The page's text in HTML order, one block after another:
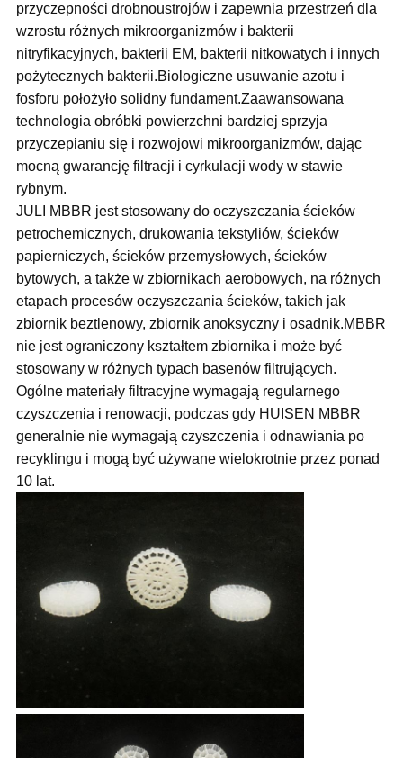
przyczepności drobnoustrojów i zapewnia przestrzeń dla
wzrostu różnych mikroorganizmów i bakterii
nitryfikacyjnych, bakterii EM, bakterii nitkowatych i innych
pożytecznych bakterii.Biologiczne usuwanie azotu i
fosforu położyło solidny fundament.Zaawansowana
technologia obróbki powierzchni bardziej sprzyja
przyczepianiu się i rozwojowi mikroorganizmów, dając
mocną gwarancję filtracji i cyrkulacji wody w stawie
rybnym.
JULI MBBR jest stosowany do oczyszczania ścieków
petrochemicznych, drukowania tekstyliów, ścieków
papierniczych, ścieków przemysłowych, ścieków
bytowych, a także w zbiornikach aerobowych, na różnych
etapach procesów oczyszczania ścieków, takich jak
zbiornik beztlenowy, zbiornik anoksyczny i osadnik.MBBR
nie jest ograniczony kształtem zbiornika i może być
stosowany w różnych typach basenów filtrujących.
Ogólne materiały filtracyjne wymagają regularnego
czyszczenia i renowacji, podczas gdy HUISEN MBBR
generalnie nie wymagają czyszczenia i odnawiania po
recyklingu i mogą być używane wielokrotnie przez ponad
10 lat.